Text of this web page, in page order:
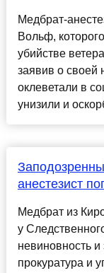
Медбрат-
Вольф,
убийстве
заявив о своей
оклеветали в
унизили и
анестезист
Медбрат из
у
невиновность и
прокуратура и